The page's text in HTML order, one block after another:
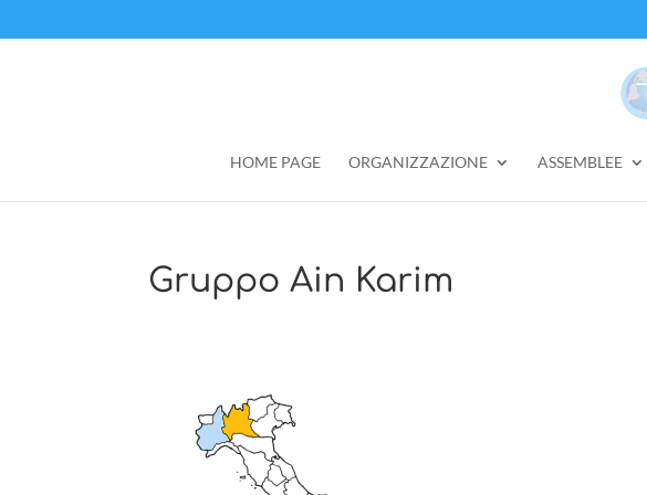
HOME PAGE ORGANIZZAZIONE ASSEMBLEE
Gruppo Ain Karim